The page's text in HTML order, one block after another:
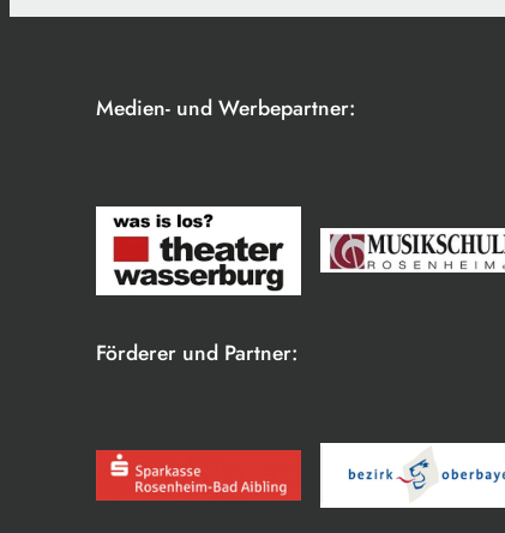
Medien- und Werbepartner:
Förderer und Partner: